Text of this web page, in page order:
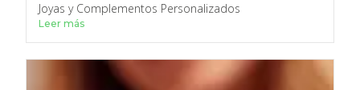
Joyas y Complementos Personalizados
Leer más